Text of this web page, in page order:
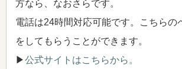
方なら、なおさらです。
電話は24時間対応可能です。こちらの
をしてもらうことができます。
▶公式サイトはこちらから。